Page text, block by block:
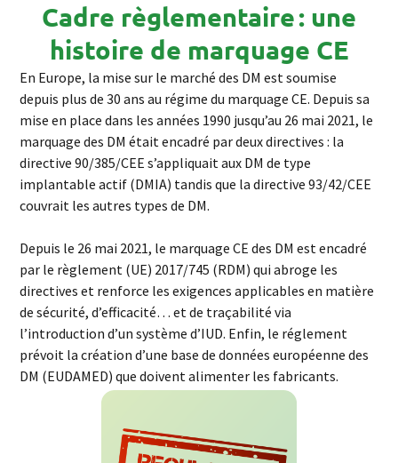
Cadre règlementaire : une
histoire de marquage CE
En Europe, la mise sur le marché des DM est soumise
depuis plus de 30 ans au régime du marquage CE. Depuis sa
mise en place dans les années 1990 jusqu’au 26 mai 2021, le
marquage des DM était encadré par deux directives : la
directive 90/385/CEE s’appliquait aux DM de type
implantable actif (DMIA) tandis que la directive 93/42/CEE
couvrait les autres types de DM.
Depuis le 26 mai 2021, le marquage CE des DM est encadré
par le règlement (UE) 2017/745 (RDM) qui abroge les
directives et renforce les exigences applicables en matière
de sécurité, d’efficacité… et de traçabilité via
l’introduction d’un système d’IUD. Enfin, le réglement
prévoit la création d’une base de données européenne des
DM (EUDAMED) que doivent alimenter les fabricants.